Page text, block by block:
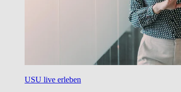
USU live erleben